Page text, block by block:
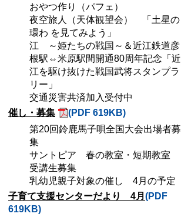
おやつ作り（パフェ）
夜空旅人（天体観望会） 「土星の
環わ を見てみよう」
江 ～姫たちの戦国～＆近江鉄道彦
根駅⇔米原駅間開通80周年記念「近
江を駆け抜けた戦国武将スタンプラ
リー」
交通災害共済加入受付中
催し・募集
(PDF 619KB)
第20回鈴鹿馬子唄全国大会出場者募
集
サントピア 春の教室・短期教室
受講生募集
乳幼児親子対象の催し 4月の予定
子育て支援センターだより 4月 (PDF
619KB)